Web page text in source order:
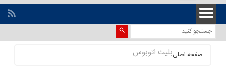
صفحه اصلیبلیت اتوبوس